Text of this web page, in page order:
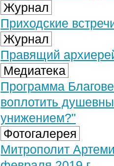
Журнал
Приходские
Журнал
Правящий
Медиатека
Программа
воплотить
унижением?"
Фотогалерея
Митрополит